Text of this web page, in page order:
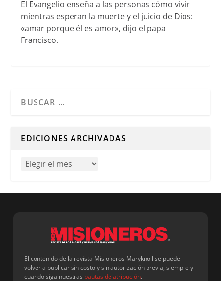
El Evangelio enseña a las personas cómo vivir
mientras esperan la muerte y el juicio de Dios:
«amar porque él es amor», dijo el papa
Francisco.
EDICIONES ARCHIVADAS
El contenido de la revista Misioneros Maryknoll se puede
volver a publicar sin costo y sin autorización previa, siempre y
cuando siga nuestras pautas de atribución.